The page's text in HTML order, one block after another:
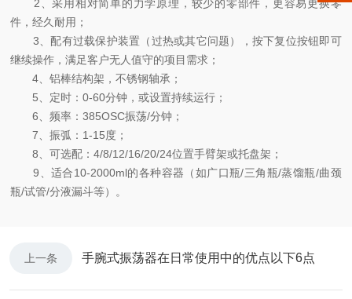
2、采用相对简单的力学原理，较少的零部件，更容易更换零
件，经久耐用；
3、配有过载保护装置（过热或其它问题），按下复位按钮即可
继续操作，满足客户无人值守的项目需求；
4、铝棒结构架，不锈钢轴承；
5、定时：0-60分钟，或设置持续运行；
6、频率：385OSC振荡/分钟；
7、振弧：1-15度；
8、可选配：4/8/12/16/20/24位置手臂架或托盘架；
9、适合10-2000ml的各种容器（如广口瓶/三角瓶/蒸馏瓶/曲颈
瓶/试管/分液漏斗等）。
上一条 手腕式振荡器在日常使用中的优点以下6点